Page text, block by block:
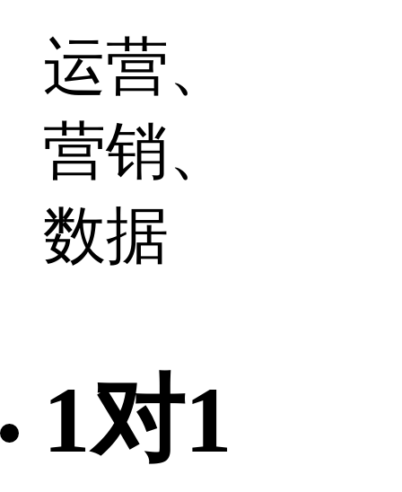
运营、
营销、
数据
1对1